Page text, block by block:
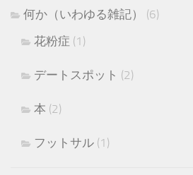
何か（いわゆる雑記）
(6)
花粉症 (1)
デートスポット (2)
本 (2)
フットサル (1)